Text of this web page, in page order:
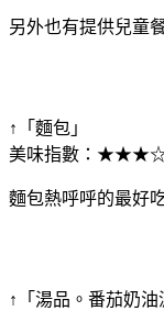
另外也有提供兒童
↑「麵包」
美味指數：
麵包熱呼呼的最好
↑「湯品。番茄奶